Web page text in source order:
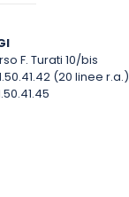
F. Turati 10/bis
(20 linee r.a.)